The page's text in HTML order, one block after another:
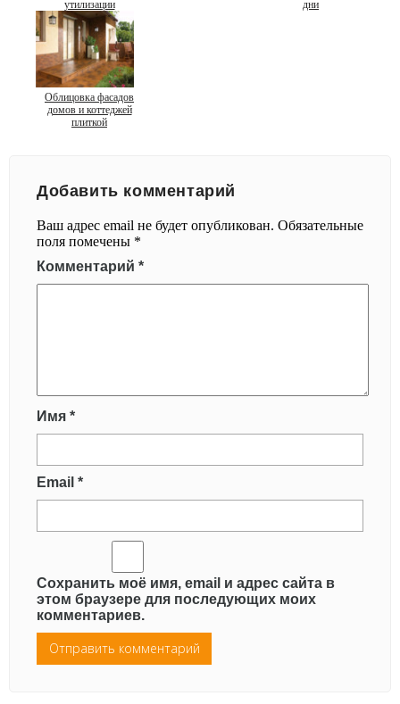
утилизации
дни
Облицовка фасадов
домов и коттеджей
плиткой
Добавить комментарий
Ваш адрес email не будет опубликован. Обязательные
поля помечены *
Комментарий *
Имя *
Email *
Сохранить моё имя, email и адрес сайта в
этом браузере для последующих моих
комментариев.